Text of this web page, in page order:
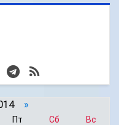
»
Пт Сб
Вс